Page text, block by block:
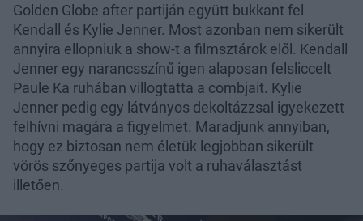
Golden Globe after partiján együtt bukkant fel
Kendall és Kylie Jenner. Most azonban nem sikerült
annyira ellopniuk a show-t a filmsztárok elől. Kendall
Jenner egy narancsszínű igen alaposan felsliccelt
Paule Ka ruhában villogtatta a combjait. Kylie
Jenner pedig egy látványos dekoltázzsal igyekezett
felhívni magára a figyelmet. Maradjunk annyiban,
hogy ez biztosan nem életük legjobban sikerült
vörös szőnyeges partija volt a ruhaválasztást
illetően.